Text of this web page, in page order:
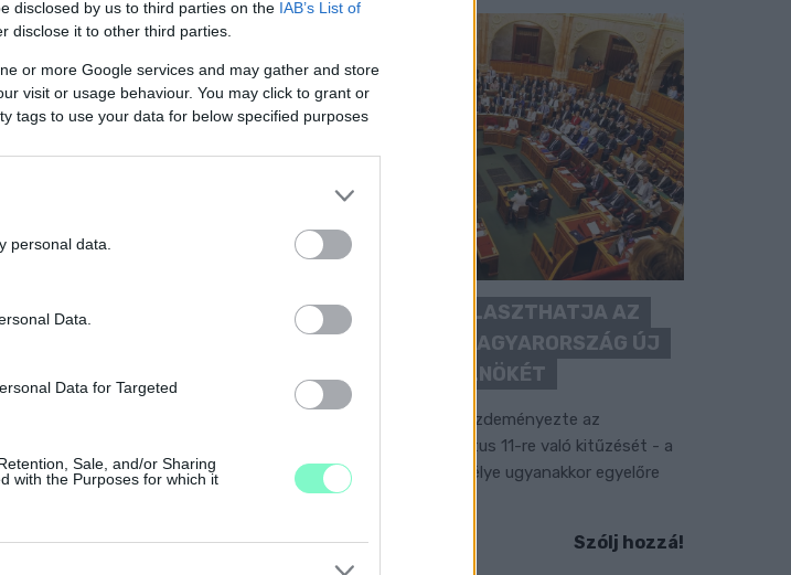
disclosed by us to third parties on the IAB’s List of
disclose it to other third parties.
or more Google services and may gather and store
visit or usage behaviour. You may click to grant or
tags to use your data for below specified purposes
personal data.
Data.
Data for Targeted
Sale, and/or Sharing
with the Purposes for which it
tábor
KEDDEN MEGVÁLASZTHATJA AZ
ORSZÁGGYŰLÉS MAGYARORSZÁG ÚJ
KÖZTÁRSASÁGI ELNÖKÉT
A TISZA Párt frakciója kezdeményezte az
államfőválasztás augusztus 11-re való kitűzését - a
kormánypárti jelölt személye ugyanakkor egyelőre
nem ismert.
Szólj hozzá!